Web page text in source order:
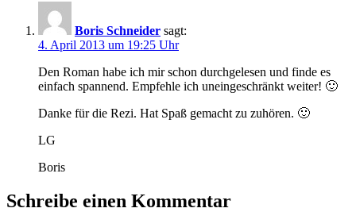
Boris Schneider sagt:
4. April 2013 um 19:25 Uhr
Den Roman habe ich mir schon durchgelesen und finde es
einfach spannend. Empfehle ich uneingeschränkt weiter! 🙂
Danke für die Rezi. Hat Spaß gemacht zu zuhören. 🙂
LG
Boris
Schreibe einen Kommentar